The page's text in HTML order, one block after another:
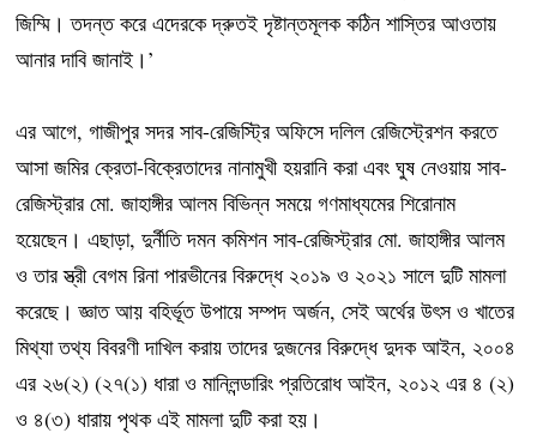
জিম্মি। তদন্ত করে এদেরকে দ্রুতই দৃষ্টান্তমূলক কঠিন শাস্তির আওতায়
আনার দাবি জানাই।’
এর আগে, গাজীপুর সদর সাব-রেজিস্ট্রি অফিসে দলিল রেজিস্ট্রেশন করতে
আসা জমির ক্রেতা-বিক্রেতাদের নানামুখী হয়রানি করা এবং ঘুষ নেওয়ায় সাব-
রেজিস্ট্রার মো. জাহাঙ্গীর আলম বিভিন্ন সময়ে গণমাধ্যমের শিরোনাম
হয়েছেন। এছাড়া, দুর্নীতি দমন কমিশন সাব-রেজিস্ট্রার মো. জাহাঙ্গীর আলম
ও তার স্ত্রী বেগম রিনা পারভীনের বিরুদ্ধে ২০১৯ ও ২০২১ সালে দুটি মামলা
করেছে। জ্ঞাত আয় বহির্ভূত উপায়ে সম্পদ অর্জন, সেই অর্থের উৎস ও খাতের
মিথ্যা তথ্য বিবরণী দাখিল করায় তাদের দুজনের বিরুদ্ধে দুদক আইন, ২০০৪
এর ২৬(২) (২৭(১) ধারা ও মানিলন্ডারিং প্রতিরোধ আইন, ২০১২ এর ৪ (২)
ও ৪(৩) ধারায় পৃথক এই মামলা দুটি করা হয়।